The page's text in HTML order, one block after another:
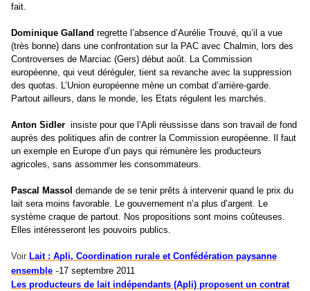
fait.
Dominique Galland regrette l’absence d’Aurélie Trouvé, qu’il a vue
(très bonne) dans une confrontation sur la PAC avec Chalmin, lors des
Controverses de Marciac (Gers) début août. La Commission
européenne, qui veut déréguler, tient sa revanche avec la suppression
des quotas. L’Union européenne mène un combat d’arrière-garde.
Partout ailleurs, dans le monde, les Etats régulent les marchés.
Anton Sidler insiste pour que l’Apli réussisse dans son travail de fond
auprès des politiques afin de contrer la Commission européenne. Il faut
un exemple en Europe d’un pays qui rémunère les producteurs
agricoles, sans assommer les consommateurs.
Pascal Massol demande de se tenir prêts à intervenir quand le prix du
lait sera moins favorable. Le gouvernement n’a plus d’argent. Le
système craque de partout. Nos propositions sont moins coûteuses.
Elles intéresseront les pouvoirs publics.
Voir Lait : Apli, Coordination rurale et Confédération paysanne
ensemble -17 septembre 2011
Les producteurs de lait indépendants (Apli) proposent un contrat